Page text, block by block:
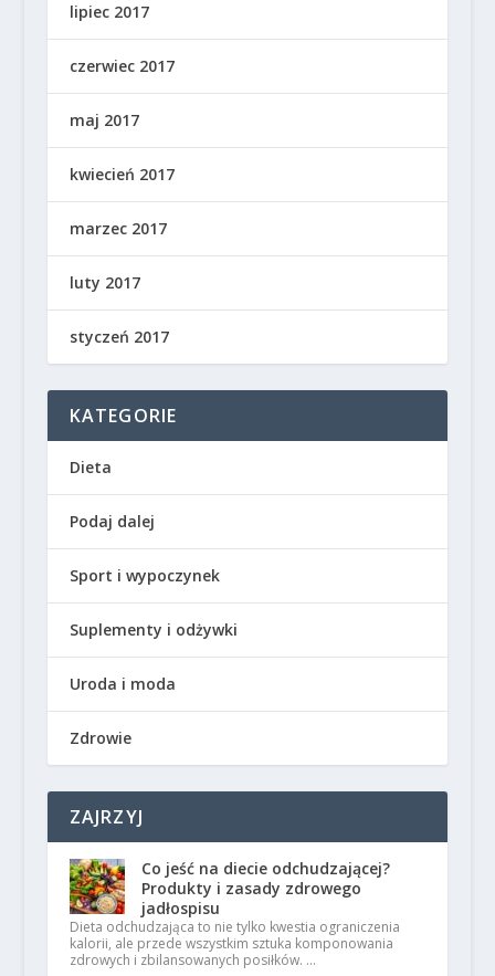
lipiec 2017
czerwiec 2017
maj 2017
kwiecień 2017
marzec 2017
luty 2017
styczeń 2017
KATEGORIE
Dieta
Podaj dalej
Sport i wypoczynek
Suplementy i odżywki
Uroda i moda
Zdrowie
ZAJRZYJ
Co jeść na diecie odchudzającej?
Produkty i zasady zdrowego
jadłospisu
Dieta odchudzająca to nie tylko kwestia ograniczenia
kalorii, ale przede wszystkim sztuka komponowania
zdrowych i zbilansowanych posiłków. …